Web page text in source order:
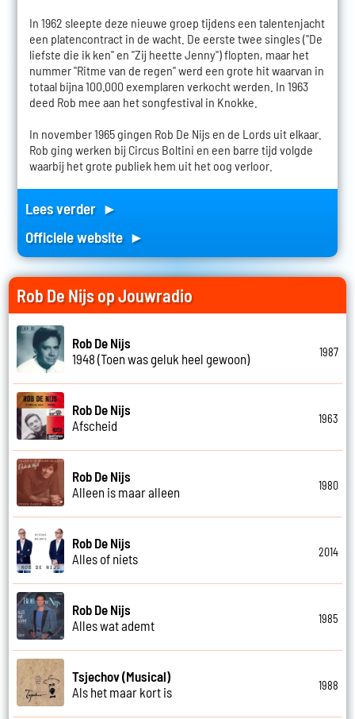
In 1962 sleepte deze nieuwe groep tijdens een talentenjacht
een platencontract in de wacht. De eerste twee singles ("De
liefste die ik ken" en "Zij heette Jenny") flopten, maar het
nummer "Ritme van de regen" werd een grote hit waarvan in
totaal bijna 100.000 exemplaren verkocht werden. In 1963
deed Rob mee aan het songfestival in Knokke.
In november 1965 gingen Rob De Nijs en de Lords uit elkaar.
Rob ging werken bij Circus Boltini en een barre tijd volgde
waarbij het grote publiek hem uit het oog verloor.
Lees verder ►
Officiele website ►
Rob De Nijs op Jouwradio
Rob De Nijs
1948 (Toen was geluk heel gewoon)
1987
Rob De Nijs
Afscheid
1963
Rob De Nijs
Alleen is maar alleen
1980
Rob De Nijs
Alles of niets
2014
Rob De Nijs
Alles wat ademt
1985
Tsjechov (Musical)
Als het maar kort is
1988